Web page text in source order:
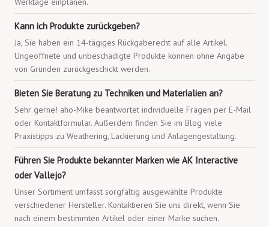
Kann ich Produkte zurückgeben?
Ja, Sie haben ein 14-tägiges Rückgaberecht auf alle Artikel.
Ungeöffnete und unbeschädigte Produkte können ohne Angabe
von Gründen zurückgeschickt werden.
Bieten Sie Beratung zu Techniken und Materialien an?
Sehr gerne! aho-Mike beantwortet individuelle Fragen per E-Mail
oder Kontaktformular. Außerdem finden Sie im Blog viele
Praxistipps zu Weathering, Lackierung und Anlagengestaltung.
Führen Sie Produkte bekannter Marken wie AK Interactive
oder Vallejo?
Unser Sortiment umfasst sorgfältig ausgewählte Produkte
verschiedener Hersteller. Kontaktieren Sie uns direkt, wenn Sie
nach einem bestimmten Artikel oder einer Marke suchen.